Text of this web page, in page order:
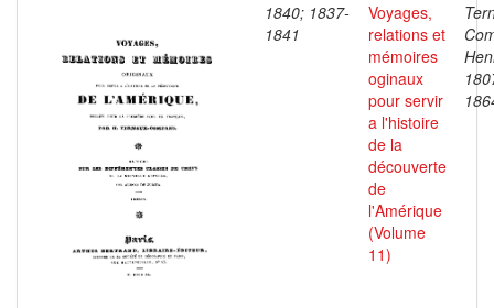
1840; 1837-
1841
Voyages,
relations et
mémoires
oginaux
pour servir
a l'histoire
de la
découverte
de
l'Amérique
(Volume
11)